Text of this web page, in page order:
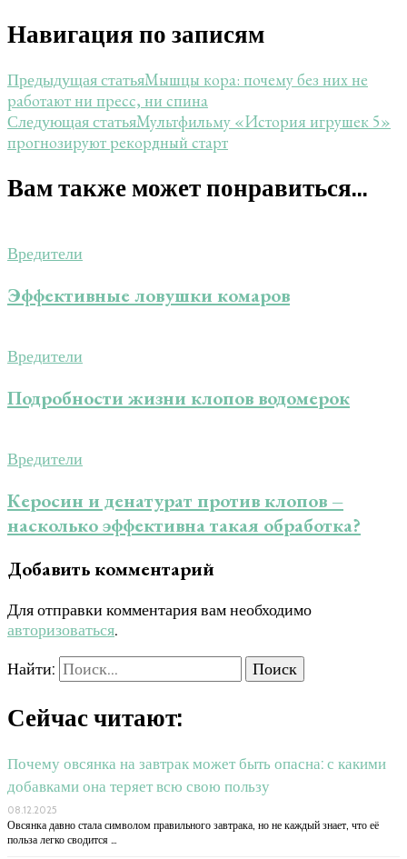
Навигация по записям
Предыдущая статьяМышцы кора: почему без них не
работают ни пресс, ни спина
Следующая статьяМультфильму «История игрушек 5»
прогнозируют рекордный старт
Вам также может понравиться...
Вредители
Эффективные ловушки комаров
Вредители
Подробности жизни клопов водомерок
Вредители
Керосин и денатурат против клопов –
насколько эффективна такая обработка?
Добавить комментарий
Для отправки комментария вам необходимо
авторизоваться.
Найти:
Сейчас читают:
Почему овсянка на завтрак может быть опасна: с какими
добавками она теряет всю свою пользу
08.12.2025
Овсянка давно стала символом правильного завтрака, но не каждый знает, что её
польза легко сводится …